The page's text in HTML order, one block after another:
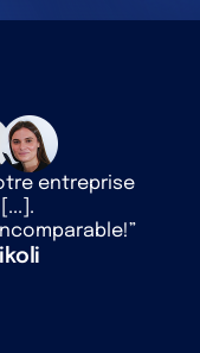
entreprise
[...].